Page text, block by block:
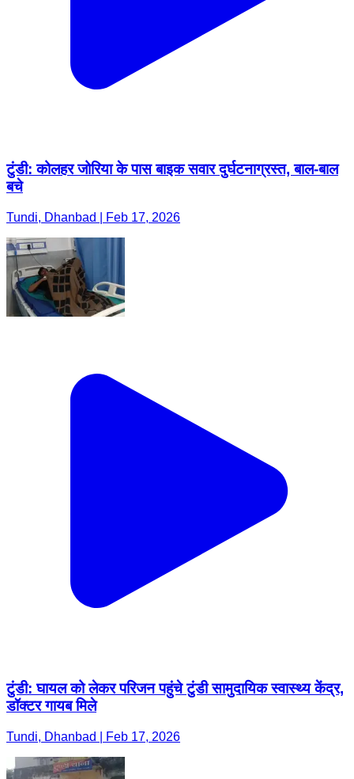
टुंडी: कोलहर जोरिया के पास बाइक सवार दुर्घटनाग्रस्त, बाल-बाल
बचे
Tundi, Dhanbad | Feb 17, 2026
टुंडी: घायल को लेकर परिजन पहुंचे टुंडी सामुदायिक स्वास्थ्य केंद्र,
डॉक्टर गायब मिले
Tundi, Dhanbad | Feb 17, 2026